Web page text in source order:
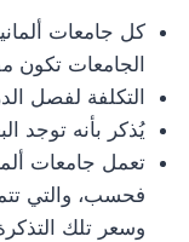
الجامعات
التكلفة لفصل الدراسة
يُذكر بأنه توجد
فحسب، والتي
وسعر تلك التذكرة يصل إلى 500 يورو